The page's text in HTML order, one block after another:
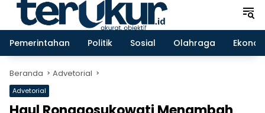
Pemerintahan Politik Sosial Olahraga
Beranda Advetorial
Advetorial